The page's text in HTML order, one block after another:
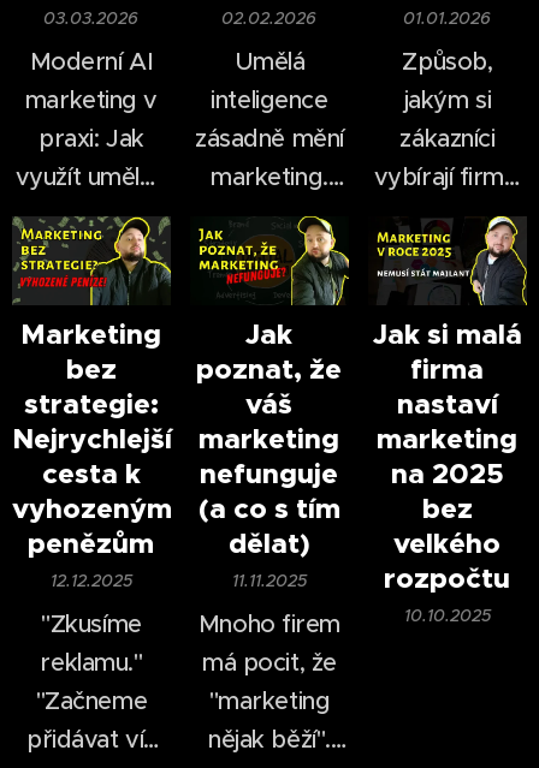
03.03.2026
Moderní AI
marketing v
praxi: Jak
využít umělou
inteligenci pro
růst firmy.
02.02.2026
Umělá
inteligence
zásadně mění
marketing.
Ještě před
pár lety bylo
natáčení videí
časově i
finančně
náročné —
dnes dokáže
firma vytvořit
profesionálně
vypadající
desítek minut.
01.01.2026
Způsob,
jakým si
zákazníci
vybírají firmy,
se za poslední
roky
dramaticky
změnil.
V roce 2026
užnestačí mít
web, logo a
pár příspěvků
sociálních
sítích.
Marketing
bez
strategie:
Nejrychlejší
cesta k
vyhozeným
penězům
12.12.2025
"Zkusíme
reklamu."
"Začneme
přidávat víc
Jak
poznat, že
váš
marketing
nefunguje
(a co s tím
dělat)
11.11.2025
Mnoho firem
má pocit, že
"marketing
nějak běží".
Jak si malá
firma
nastaví
marketing
na 2025
bez
velkého
rozpočtu
10.10.2025